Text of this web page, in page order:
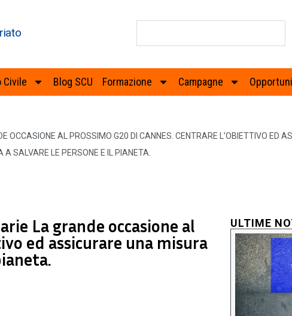
Civile Blog SCU Formazione Campagne
OCCASIONE AL PROSSIMO G20 DI CANNES. CENTRARE L’OBIETTIVO ED
A SALVARE LE PERSONE E IL PIANETA.
La grande occasione al
ed assicurare una misura
ULTIME